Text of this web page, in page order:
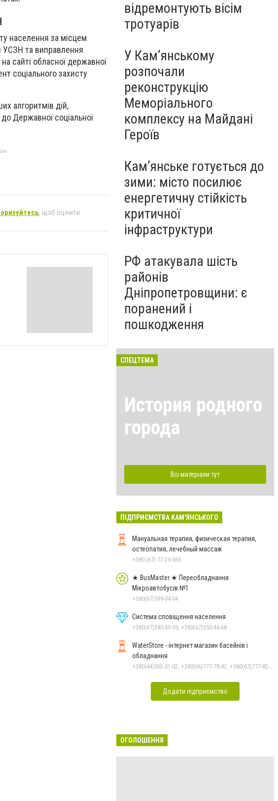
населення за місцем
УСЗН та виправлення
сайті обласної державної
соціального захисту
алгоритмів дій,
Державної соціальної
, щоб оцінити
відремонтують вісім
тротуарів
У Кам’янському
розпочали
реконструкцію
Меморіального
комплексу на Майдані
Героїв
Кам’янське готується до
зими: місто посилює
енергетичну стійкість
критичної
інфраструктури
РФ атакувала шість
районів
Дніпропетровщини: є
поранений і
пошкодження
СПЕЦТЕМА
История родного
города
Всі матеріали тут
ПІДПРИЄМСТВА КАМ'ЯНСЬКОГО
Мануальная терапия, физическая терапия,
остеопатия, лечебный массаж
+380 (67) 77-29-563
★ BusMaster ★ Переобладнання
Мікроавтобусів №1
+380(67)599-04-04
Система сповіщення населення
+380(67)340-49-59, +380(67)350-44-68
WaterStore - інтернет магазин басейнів і
обладнання
Додати підприємство
ОГОЛОШЕННЯ